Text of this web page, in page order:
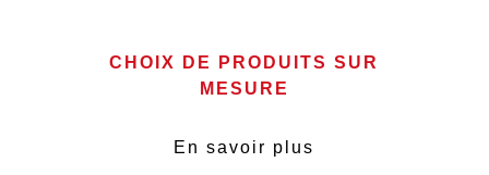
CHOIX DE PRODUITS SUR
MESURE
En savoir plus